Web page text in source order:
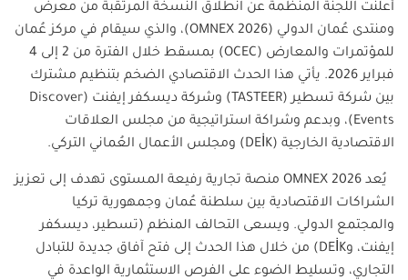
أعلنت اللجنة المنظمة عن انطلاق النسخة المرتقبة من معرض
ومنتدى عُمان الدولي (OMNEX 2026)
، والذي سيقام في مركز عُمان
للمؤتمرات والمعارض (OCEC) بمسقط خلال الفترة من 2
إلى 4
فبراير 2026
. يأتي هذا الحدث الاقتصادي الضخم بتنظيم مشترك
بين شركة تسطير(TASTEER) وشركة ديسكفر إيفنت
(Discover
Events) ، وبدعم وشراكة استراتيجية من مجلس العلاقات
الاقتصادية الخارجية (DEİK) ومجلس الأعمال العُماني التركي.
يُعد OMNEX 2026 منصة تجارية رفيعة المستوى تهدف إلى تعزيز
الشراكات الاقتصادية بين سلطنة عُمان وجمهورية تركيا
والمجتمع الدولي. ويسعى التحالف المنظم (تسطير، ديسكفر
إيفنت، وDEİK)
من خلال هذا الحدث إلى فتح آفاق جديدة للتبادل
التجاري، وتسليط الضوء على الفرص الاستثمارية الواعدة في